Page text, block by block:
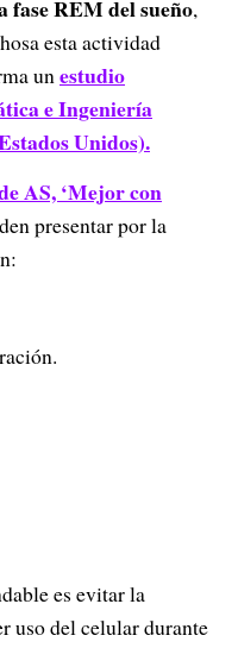
REM del sueño,
esta actividad
unestudio
e Ingeniería
Unidos).
AS, ‘Mejor con
presentar por la
es evitar la
uso del celular durante